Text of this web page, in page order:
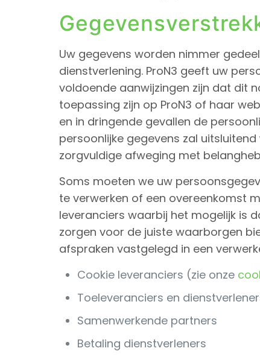
Uw gegevens worden nimmer
dienstverlening. ProN3 geeft uw
voldoende aanwijzingen zijn dat dit
toepassing zijn op ProN3 of haar
en in dringende gevallen de
persoonlijke gegevens zal
zorgvuldige afweging met
Soms moeten we uw
te verwerken of een overeenkomst
leveranciers waarbij het mogelijk is
zorgen voor de juiste waarborgen
afspraken vastgelegd in een
Cookie leveranciers (zie onze
Toeleveranciers en
Samenwerkende partners
Betaling dienstverleners